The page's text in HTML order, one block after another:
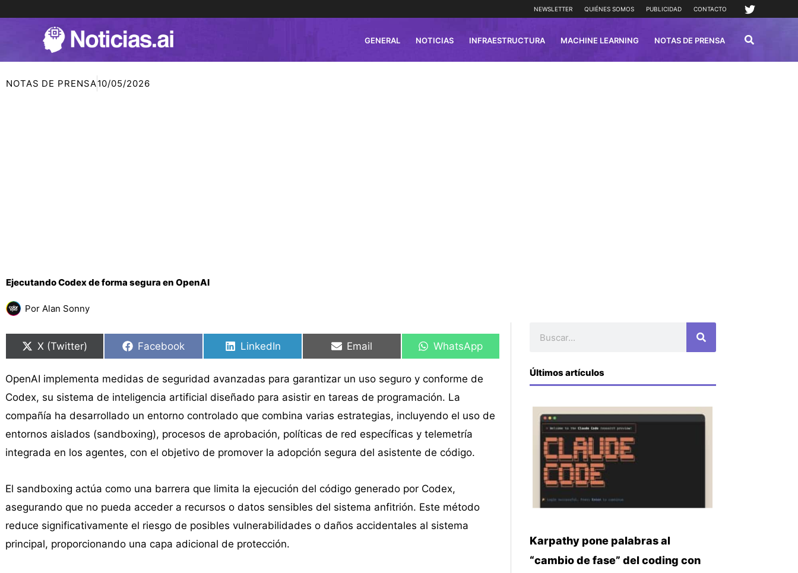
NEWSLETTER QUIÉNES SOMOS PUBLICIDAD CONTACTO
GENERAL NOTICIAS INFRAESTRUCTURA MACHINE LEARNING NOTAS DE PRENSA
NOTAS DE PRENSA10/05/2026
Ejecutando Codex de forma segura en OpenAI
Por Alan Sonny
en
X (Twitter)
en
Facebook
en
LinkedIn
en
Email
en
WhatsApp
OpenAI implementa medidas de seguridad avanzadas para garantizar un uso seguro y conforme de
Codex, su sistema de inteligencia artificial diseñado para asistir en tareas de programación. La
compañía ha desarrollado un entorno controlado que combina varias estrategias, incluyendo el uso de
entornos aislados (sandboxing), procesos de aprobación, políticas de red específicas y telemetría
integrada en los agentes, con el objetivo de promover la adopción segura del asistente de código.
El sandboxing actúa como una barrera que limita la ejecución del código generado por Codex,
asegurando que no pueda acceder a recursos o datos sensibles del sistema anfitrión. Este método
reduce significativamente el riesgo de posibles vulnerabilidades o daños accidentales al sistema
principal, proporcionando una capa adicional de protección.
en
en
en
en
en
Últimos artículos
Karpathy pone palabras al
“cambio de fase” del coding con